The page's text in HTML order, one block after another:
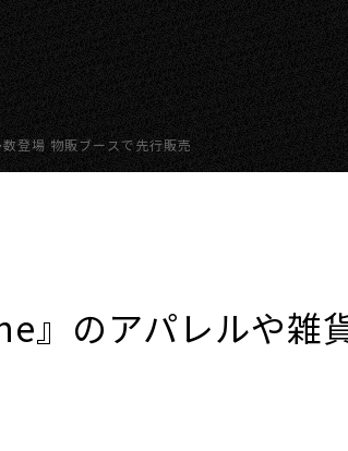
登場 物販ブースで先行販売
』のアパレルや雑